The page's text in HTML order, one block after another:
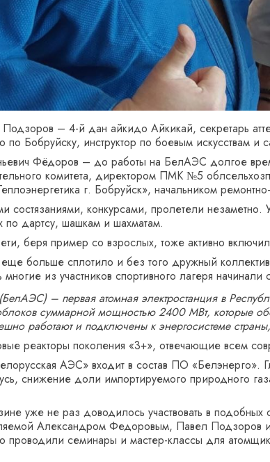
– 4-й дан айкидо Айкикай, секретарь
по Бобруйску, инструктор по боевым искусствам
Фёдоров – до работы на БелАЭС долгое
комитета, директором ПМК №5
г. Бобруйск», начальником
конкурсами, пролетели незаметно.
по дартсу, шашкам и шахматам.
беря пример со взрослых, тоже активно
больше сплотило и без того дружный
из участников спортивного лагеря
– первая атомная электростанция в
суммарной мощностью 2400 МВт, которые
работают и подключены к энергосистеме
реакторы поколения «3+», отвечающие всем
АЭС» входит в состав ПО «Бел­энерго».
снижение доли импортируемого природного
уже не раз доводилось участвовать в подобных
Александром Федоровым, Павел Подзоров
проводили семинары и мастер-­классы для